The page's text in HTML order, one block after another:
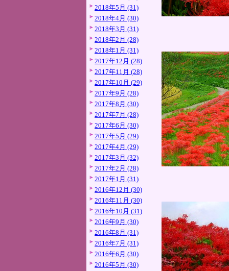
2018年5月 (31)
2018年4月 (30)
2018年3月 (31)
2018年2月 (28)
2018年1月 (31)
2017年12月 (28)
2017年11月 (28)
2017年10月 (29)
2017年9月 (28)
2017年8月 (30)
2017年7月 (28)
2017年6月 (30)
2017年5月 (29)
2017年4月 (29)
2017年3月 (32)
2017年2月 (28)
2017年1月 (31)
2016年12月 (30)
2016年11月 (30)
2016年10月 (31)
2016年9月 (30)
2016年8月 (31)
2016年7月 (31)
2016年6月 (30)
2016年5月 (30)